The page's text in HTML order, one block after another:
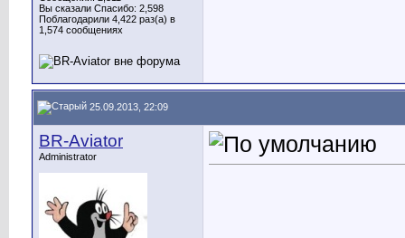
Вы сказали Спасибо: 2,598
Поблагодарили 4,422 раз(а) в
1,574 сообщениях
25.09.2013, 22:09
BR-Aviator
Administrator